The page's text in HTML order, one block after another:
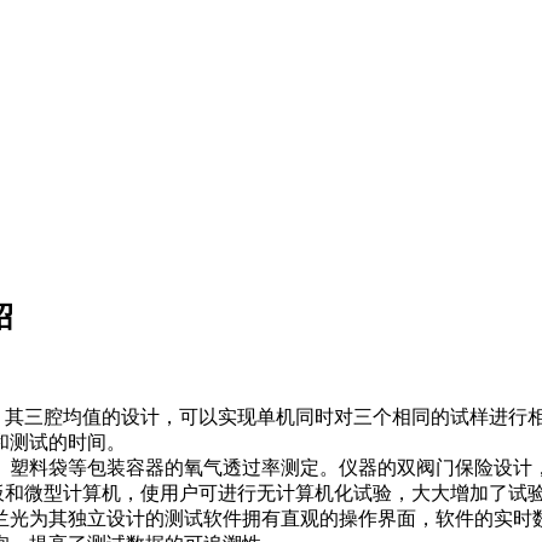
三腔均值的设计，可以实现单机同时对三个相同的试样进
试的时间。
料袋等包装容器的氧气透过率测定。仪器的双阀门保险设
微型计算机，使用户可进行无计算机化试验，大大增加了试
为其独立设计的测试软件拥有直观的操作界面，软件的实